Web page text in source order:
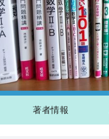
著者情報